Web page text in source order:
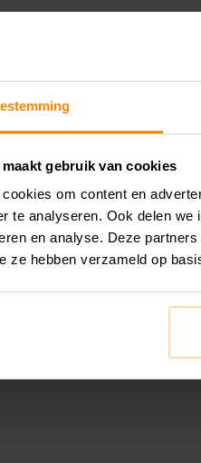
gebruik van cookies
om content en
te analyseren. Ook delen
en analyse. Deze
ze hebben verzameld op